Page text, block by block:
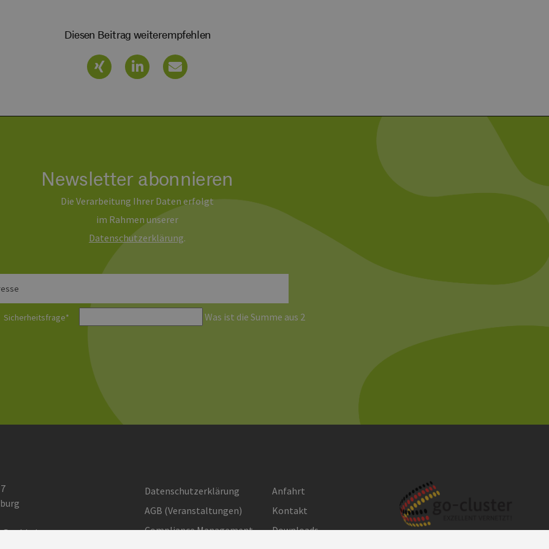
Diesen Beitrag weiterempfehlen
Newsletter abonnieren
Die Verarbeitung Ihrer Daten erfolgt
im Rahmen unserer
Daten­schutz­erklärung.
Sicherheitsfrage*
Was ist die Summe aus 2
Datenschutzerklärung
AGB (Ver­an­stal­tun­gen)
Compliance Management
Anfahrt
Kontakt
Downloads